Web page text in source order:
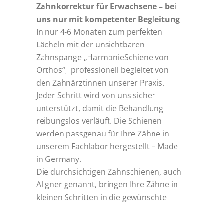
Zahnkorrektur für Erwachsene – bei
uns nur mit kompetenter Begleitung
In nur 4-6 Monaten zum perfekten
Lächeln mit der unsichtbaren
Zahnspange „HarmonieSchiene von
Orthos“, professionell begleitet von
den Zahnärztinnen unserer Praxis.
Jeder Schritt wird von uns sicher
unterstützt, damit die Behandlung
reibungslos verläuft. Die Schienen
werden passgenau für Ihre Zähne in
unserem Fachlabor hergestellt – Made
in Germany.
Die durchsichtigen Zahnschienen, auch
Aligner genannt, bringen Ihre Zähne in
kleinen Schritten in die gewünschte